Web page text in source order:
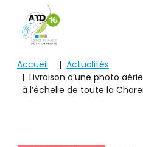
contenu
page
16
Accueil
Actualités
Livraison d’une photo
à l’échelle de toute la